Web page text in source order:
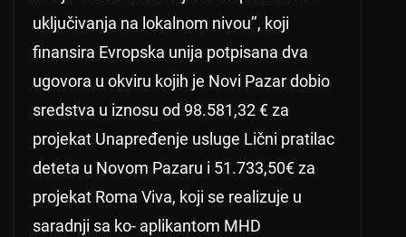
uključivanja na lokalnom nivou’’, koji
finansira Evropska unija potpisana dva
ugovora u okviru kojih je Novi Pazar dobio
sredstva u iznosu od 98.581,32 € za
projekat Unapređenje usluge Lični pratilac
deteta u Novom Pazaru i 51.733,50€ za
projekat Roma Viva, koji se realizuje u
saradnji sa ko- aplikantom MHD